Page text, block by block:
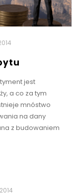
jest
a co za tym
mnóstwo
na dany
z budowaniem